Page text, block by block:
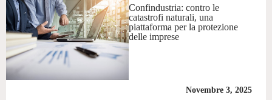
Confindustria: contro le
catastrofi naturali, una
piattaforma per la protezione
delle imprese
Novembre 3, 2025